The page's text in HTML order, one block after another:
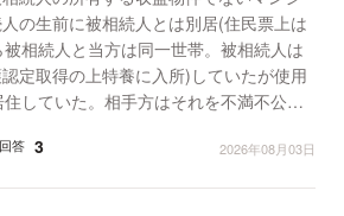
の生前に被相続人とは別居(住民票上は
相続人と当方は同一世帯。被相続人は
定取得の上特養に入所)していたが使用
していた。相手方はそれを不満不公平
答 3 2026年08月03日